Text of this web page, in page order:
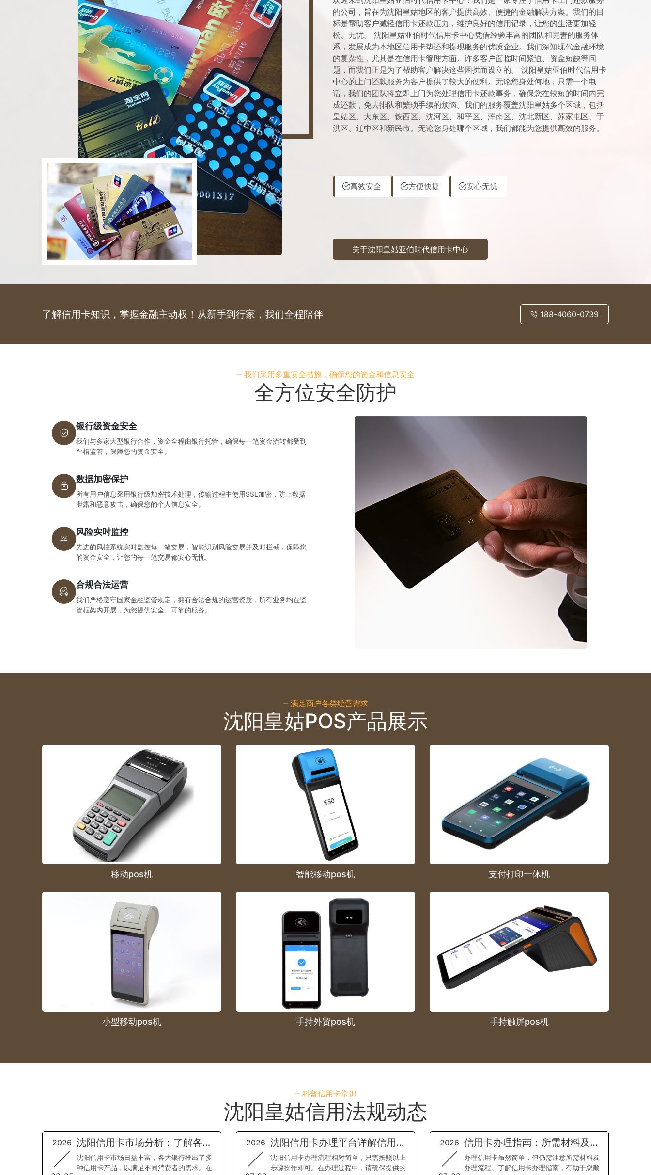
的公司，旨在为沈阳皇姑地区的客户提供高效、便捷的金融解决方案。我们的目
标是帮助客户减轻信用卡还款压力，维护良好的信用记录，让您的生活更加轻
松、无忧。 沈阳皇姑亚伯时代信用卡中心凭借经验丰富的团队和完善的服务体
系，发展成为本地区信用卡垫还和提现服务的优质企业。我们深知现代金融环境
的复杂性，尤其是在信用卡管理方面。许多客户面临时间紧迫、资金短缺等问
题，而我们正是为了帮助客户解决这些困扰而设立的。 沈阳皇姑亚伯时代信用卡
中心的上门还款服务为客户提供了较大的便利。无论您身处何地，只需一个电
话，我们的团队将立即上门为您处理信用卡还款事务，确保您在较短的时间内完
成还款，免去排队和繁琐手续的烦恼。我们的服务覆盖沈阳皇姑多个区域，包括
皇姑区、大东区、铁西区、沈河区、和平区、浑南区、沈北新区、苏家屯区、于
洪区、辽中区和新民市。无论您身处哪个区域，我们都能为您提供高效的服务。
高效安全 方便快捷 安心无忧
关于沈阳皇姑亚伯时代信用卡中心
了解信用卡知识，掌握金融主动权！从新手到行家，我们全程陪伴 188-4060-0739
我们采用多重安全措施，确保您的资金和信息安全
全方位安全防护
银行级资金安全
我们与多家大型银行合作，资金全程由银行托管，确保每一笔资金流转都受到
严格监管，保障您的资金安全。
数据加密保护
所有用户信息采用银行级加密技术处理，传输过程中使用SSL加密，防止数据
泄露和恶意攻击，确保您的个人信息安全。
风险实时监控
先进的风控系统实时监控每一笔交易，智能识别风险交易并及时拦截，保障您
的资金安全，让您的每一笔交易都安心无忧。
合规合法运营
我们严格遵守国家金融监管规定，拥有合法合规的运营资质，所有业务均在监
管框架内开展，为您提供安全、可靠的服务。
满足商户各类经营需求
沈阳皇姑POS产品展示
移动pos机 智能移动pos机 支付打印一体机
小型移动pos机 手持外贸pos机 手持触屏pos机
科普信用卡常识
沈阳皇姑信用法规动态
2026 沈阳信用卡市场分析：了解各大
银行信用卡的特点、优惠活动与
申请条件，助力消费者做出明智
沈阳信用卡市场日益丰富，各大银行推出了多
种信用卡产品，以满足不同消费者的需求。在
2026 沈阳信用卡办理平台详解信用卡
办理流程
沈阳信用卡办理流程相对简单，只需按照以上
步骤操作即可。在办理过程中，请确保提供的
2026 信用卡办理指南：所需材料及流
程详解
办理信用卡虽然简单，但仍需注意所需材料及
办理流程。了解信用卡办理指南，有助于您顺